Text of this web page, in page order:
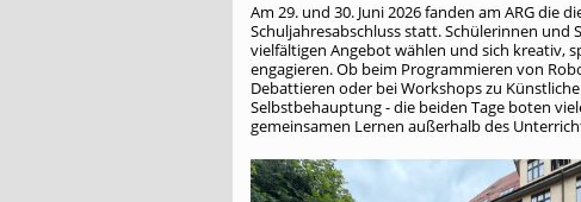
Am 29. und 30. Juni 2026 fanden am ARG die
Schuljahresabschluss statt. Schülerinnen und
vielfältigen Angebot wählen und sich kreativ,
engagieren. Ob beim Programmieren von
Debattieren oder bei Workshops zu
Selbstbehauptung - die beiden Tage boten
gemeinsamen Lernen außerhalb des